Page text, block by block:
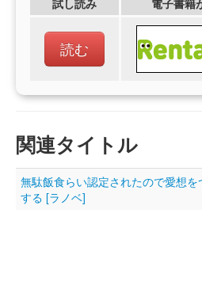
読む
関連タイトル
無駄飯食らい認定されたので愛想
する [ラノベ]